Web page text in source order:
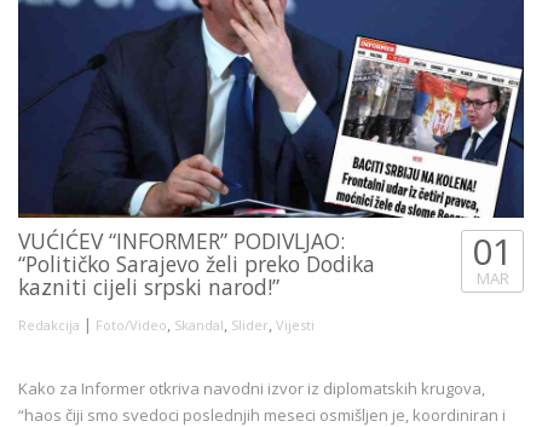
VUĆIĆEV “INFORMER” PODIVLJAO:
“Političko Sarajevo želi preko Dodika
kazniti cijeli srpski narod!”
Redakcija | Foto/Video, Skandal, Slider, Vijesti
01
MAR
Kako za Informer otkriva navodni izvor iz diplomatskih krugova,
“haos čiji smo svedoci poslednjih meseci osmišljen je, koordiniran i